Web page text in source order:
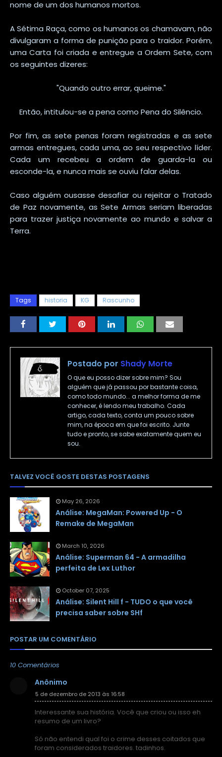
nome de um dos humanos mortos.
A Sétima Raça, como os humanos os chamavam, não
divulgaram a forma de punição para o traidor. Porém,
uma Carta foi criada e entregue a Ordem Sete, com
os seguintes dizeres:
"Quando outro errar, queime."
Então, intitulou-se a pena como Pena do Silêncio.
Por fim, as sete penas foram registradas e as sete
armas entregues, cada uma, ao seu respectivo líder.
Cada um recebeu a ordem de guarda-la ou
esconde-la, e nunca mais se ouviu falar delas.
Caso alguém ousasse desafiar ou rejeitar o Tratado
de Paz novamente, as Sete Armas seriam liberadas
para trazer justiça novamente ao mundo e salvar a
Terra.
Tags historia KG Rascunho
Postado por Shady Morte
O que eu posso dizer sobre mim? Sou
alguém que já passou por bastante coisa,
como todo mundo... a melhor forma de me
conhecer, é lendo meu trabalho. Cada
artigo, cada texto, conta um pouco sobre
mim, na época em que foi escrito. Junte
tudo e pronto, se sabe exatamente quem eu
sou.
TALVEZ VOCÊ GOSTE DESTAS POSTAGENS
May 26, 2026
Análise: MegaMan: Powered Up - O
Remake de MegaMan
March 10, 2026
Análise: Superman 64 - A armadilha
perfeita de Lex Luthor
October 07, 2025
Análise: Silent Hill f - TUDO o que você
precisa saber sobre SHf
POSTAR UM COMENTÁRIO
10 Comentários
Anônimo
5 de dezembro de 2013 às 16:58
Interessante sua história. Você que criou ou isso eh
resumo de um livro?
Só não entendi qual foi o crime desses coitados que
foram considerados traidores. tadinhos.